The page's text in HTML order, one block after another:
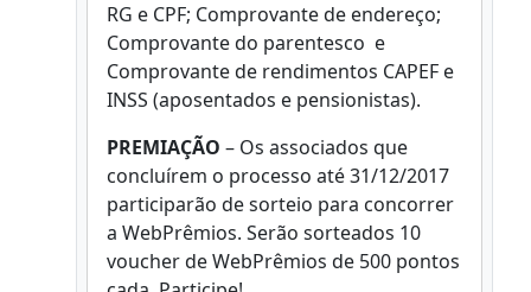
RG e CPF; Comprovante de endereço;
Comprovante do parentesco e
Comprovante de rendimentos CAPEF e
INSS (aposentados e pensionistas).
PREMIAÇÃO – Os associados que
concluírem o processo até 31/12/2017
participarão de sorteio para concorrer
a WebPrêmios. Serão sorteados 10
voucher de WebPrêmios de 500 pontos